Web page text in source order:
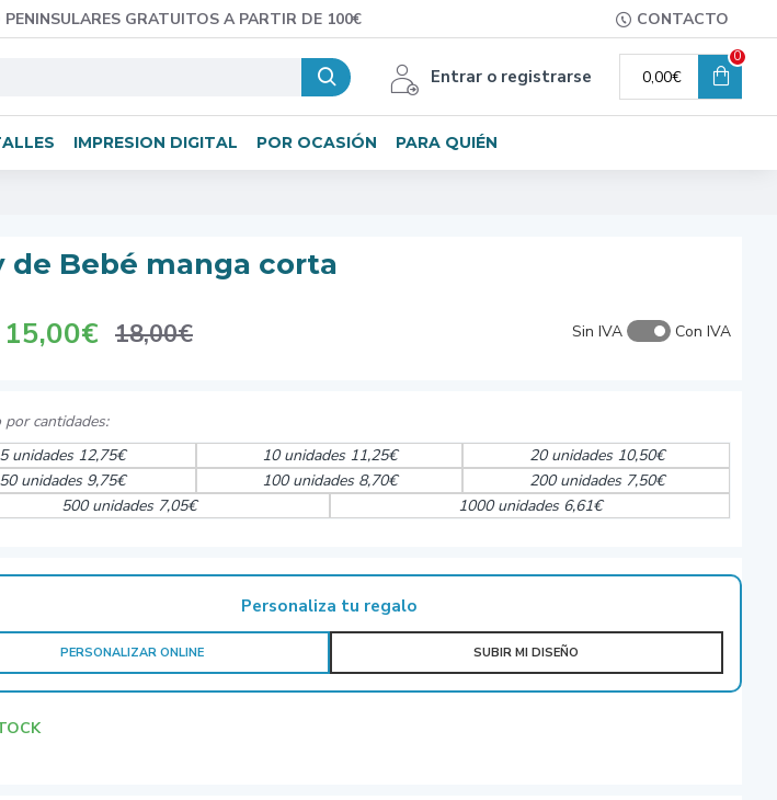
GRATUITOS A PARTIR DE 100€ CONTACTO
Entrar o registrarse 0,00€
0
IMPRESION DIGITAL POR OCASIÓN PARA QUIÉN
de Bebé manga corta
15,00€ 18,00€ Sin IVA Con IVA
5 unidades 12,75€ 10 unidades 11,25€
20 unidades 10,50€
50 unidades 9,75€
100 unidades 8,70€
200 unidades 7,50€
500 unidades 7,05€
1000 unidades 6,61€
Personaliza tu regalo
PERSONALIZAR ONLINE SUBIR MI DISEÑO